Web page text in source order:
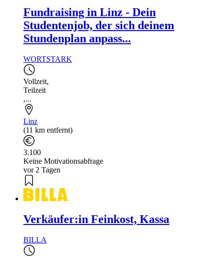
Fundraising in Linz - Dein
Studentenjob, der sich deinem
Stundenplan anpass...
WORTSTARK
Vollzeit,
Teilzeit
,...
Linz
(11 km entfernt)
3.100
Keine Motivationsabfrage
vor 2 Tagen
Verkäufer:in Feinkost, Kassa
BILLA